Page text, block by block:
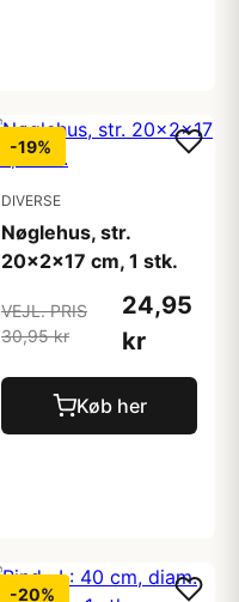
-19%
DIVERSE
Nøglehus, str.
20x2x17 cm, 1 stk.
VEJL. PRIS
30,95 kr
24,95
kr
Køb her
-20%